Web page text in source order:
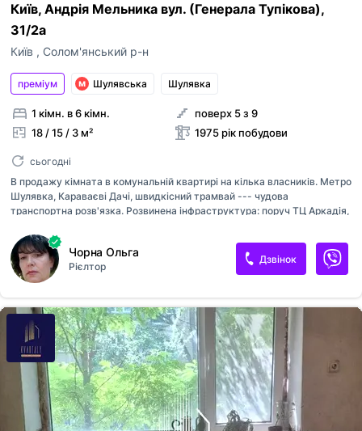
Київ, Андрія Мельника вул. (Генерала Тупікова),
31/2а
Київ , Солом'янський р-н
преміум Шулявська Шулявка
1 кімн. в 6 кімн.
18 / 15 / 3 м²
поверх 5 з 9
1975 рік побудови
сьогодні
В продажу кімната в комунальній квартирі на кілька власників. Метро
Шулявка, Караваєві Дачі, швидкісний трамвай --- чудова
транспортна розв'язка. Розвинена інфраструктура: поруч ТЦ Аркадія,
заклади, медмістечко. Квартира з якісним ремонтом, нові меблі:
шафа купе, кухонний вугол, розкладний диван та крісло;
встановлений кондиціонер, металопластикове вікно, утеплена зовні.
Своє місце на кухні, в кладовій, додаткова шафа на блоці. Приємні
спокійні сусіди. Чудовий варіант для здачі в оренду. Комісія 5%
Чорна Ольга
Рієлтор
Дзвінок